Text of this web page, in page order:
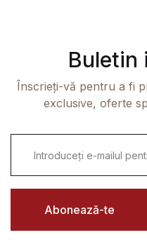
Buletin
Înscrieți-vă pentru a fi
exclusive, oferte
i
l
Abonează-te